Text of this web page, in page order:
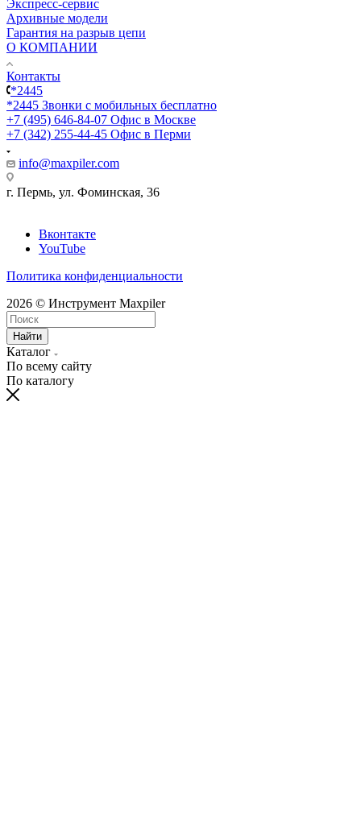
Экспресс-сервис
Архивные модели
Гарантия на разрыв цепи
О КОМПАНИИ
Контакты
*2445
*2445 Звонки с мобильных бесплатно
+7 (495) 646-84-07 Офис в Москве
+7 (342) 255-44-45 Офис в Перми
info@maxpiler.com
г. Пермь, ул. Фоминская, 36
Вконтакте
YouTube
Политика конфиденциальности
2026 © Инструмент Maxpiler
Найти
Каталог
По всему сайту
По каталогу